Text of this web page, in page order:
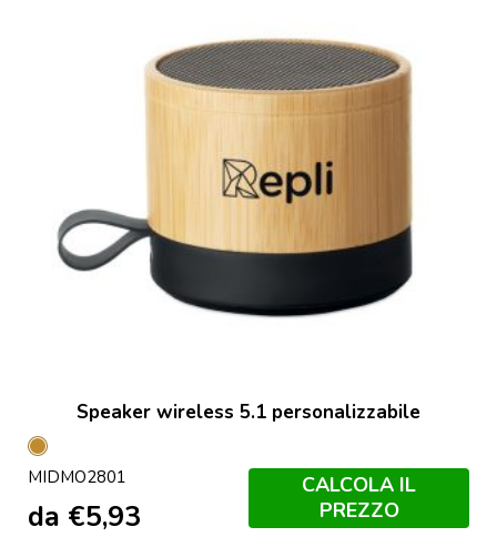
Speaker wireless 5.1 personalizzabile
Legno
MIDMO2801
da €5,93
CALCOLA IL
PREZZO